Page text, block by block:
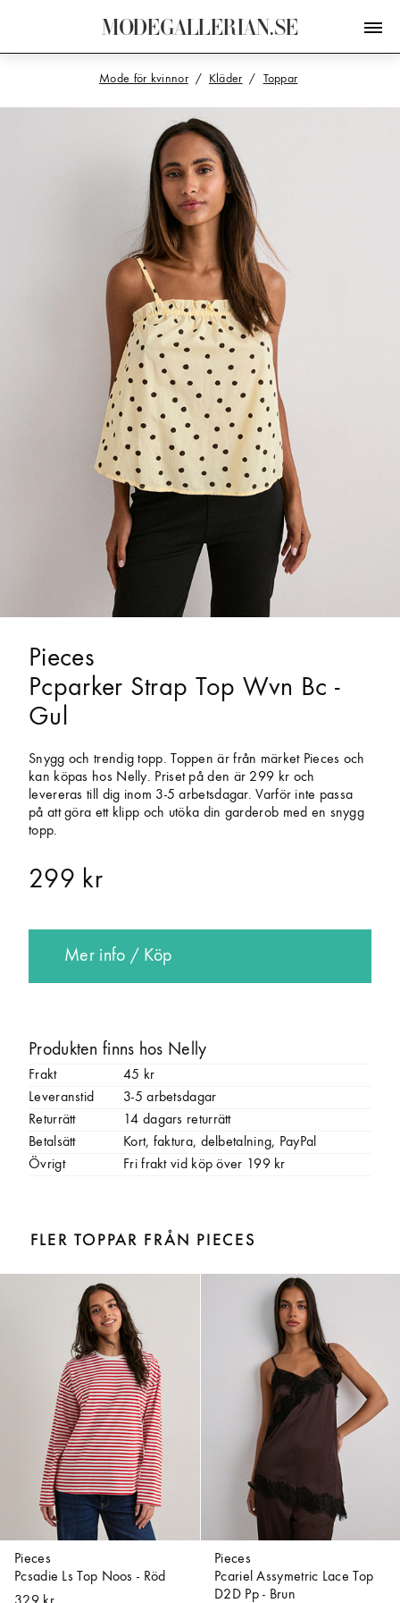
MODEGALLERIAN.SE
Mode för kvinnor Kläder Toppar
Pieces
Pcparker Strap Top Wvn Bc -
Gul
Snygg och trendig topp. Toppen är från märket Pieces och
kan köpas hos Nelly. Priset på den är 299 kr och
levereras till dig inom 3-5 arbetsdagar. Varför inte passa
på att göra ett klipp och utöka din garderob med en snygg
topp.
299 kr
Mer info / Köp
Produkten finns hos Nelly
Frakt
45 kr
Leveranstid
3-5 arbetsdagar
Returrätt
14 dagars returrätt
Betalsätt
Kort, faktura, delbetalning, PayPal
Övrigt
Fri frakt vid köp över 199 kr
FLER TOPPAR FRÅN PIECES
Pieces
Pcsadie Ls Top Noos - Röd
Pieces
Pcariel Assymetric Lace Top
D2D Pp - Brun